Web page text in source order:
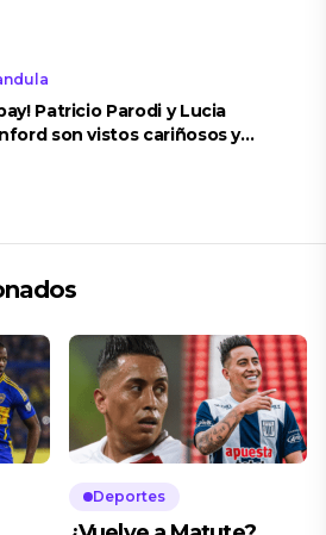
Patricio Parodi y Lucia
son vistos cariñosos y
Deportes